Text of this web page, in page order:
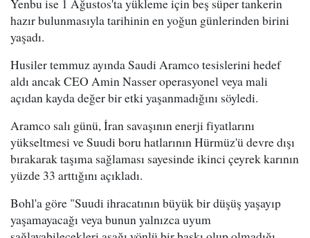
hazır bulunmasıyla tarihinin en yoğun günlerinden birini
yaşadı.
Husiler temmuz ayında Saudi Aramco tesislerini hedef
aldı ancak CEO Amin Nasser operasyonel veya mali
açıdan kayda değer bir etki yaşanmadığını söyledi.
Aramco salı günü, İran savaşının enerji fiyatlarını
yükseltmesi ve Suudi boru hatlarının Hürmüz'ü devre dışı
bırakarak taşıma sağlaması sayesinde ikinci çeyrek karının
yüzde 33 arttığını açıkladı.
Bohl'a göre "Suudi ihracatının büyük bir düşüş yaşayıp
yaşamayacağı veya bunun yalnızca uyum